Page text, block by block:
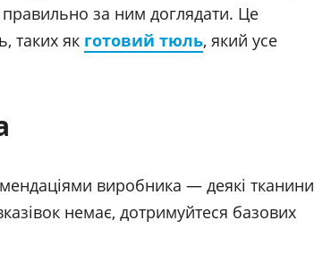
за ним доглядати. Це
таких як готовий тюль, який усе
виробника — деякі тканини
немає, дотримуйтеся базових